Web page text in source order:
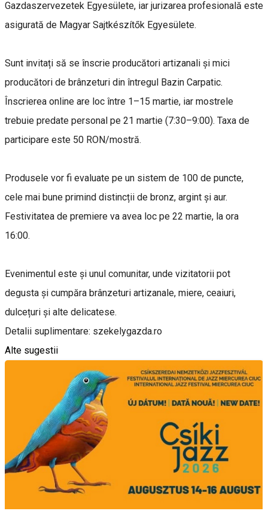
Gazdaszervezetek Egyesülete, iar jurizarea profesională este
asigurată de Magyar Sajtkészítők Egyesülete.
Sunt invitați să se înscrie producători artizanali și mici
producători de brânzeturi din întregul Bazin Carpatic.
Înscrierea online are loc între 1–15 martie, iar mostrele
trebuie predate personal pe 21 martie (7:30–9:00). Taxa de
participare este 50 RON/mostră.
Produsele vor fi evaluate pe un sistem de 100 de puncte,
cele mai bune primind distincții de bronz, argint și aur.
Festivitatea de premiere va avea loc pe 22 martie, la ora
16:00.
Evenimentul este și unul comunitar, unde vizitatorii pot
degusta și cumpăra brânzeturi artizanale, miere, ceaiuri,
dulcețuri și alte delicatese.
Detalii suplimentare: szekelygazda.ro
Alte sugestii